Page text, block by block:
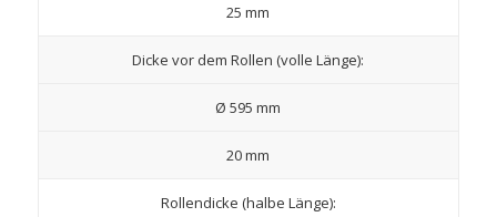
25 mm
Dicke vor dem Rollen (volle Länge):
Ø 595 mm
20 mm
Rollendicke (halbe Länge):